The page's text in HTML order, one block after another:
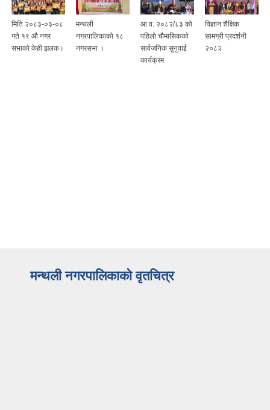
मिति २०८३-०३-०८
गते १९ औ नगर
सभाको केही झलक।
मन्थली
नगरपालिकाको १८
नगरसभा ।
आ.व. २०८२/८३ को
पहिलो चौमासिकको
सार्वजनिक सुनुवाई
कार्यक्रम
विज्ञान शैक्षिक
सामग्री प्रदर्शनी
२०८२
मन्थली नगरपालिकाको वृतचित्र